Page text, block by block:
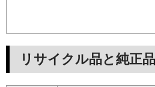
リサイクル品と純正